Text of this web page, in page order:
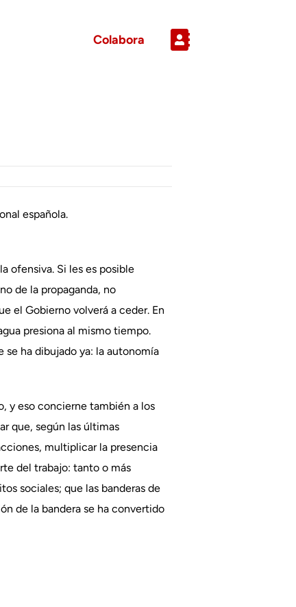
Colabora
española.
ofensiva. Si les es posible
de la propaganda, no
el Gobierno volverá a ceder. En
presiona al mismo tiempo.
se ha dibujado ya: la autonomía
y eso concierne también a los
que, según las últimas
multiplicar la presencia
del trabajo: tanto o más
sociales; que las banderas de
de la bandera se ha convertido